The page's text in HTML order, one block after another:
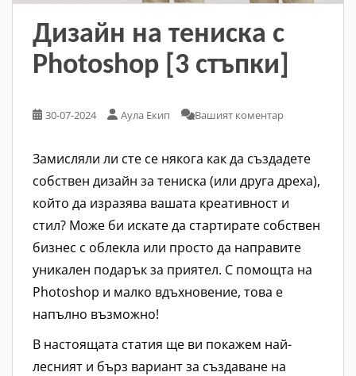
Дизайн на тениска с
Photoshop [3 стъпки]
30-07-2024 Аула Екип Вашият коментар
Замисляли ли сте се някога как да създадете
собствен дизайн за тениска (или друга дреха),
който да изразява вашата креативност и
стил? Може би искате да стартирате собствен
бизнес с облекла или просто да направите
уникален подарък за приятел. С помощта на
Photoshop и малко вдъхновение, това е
напълно възможно!
В настоящата статия ще ви покажем най-
лесният и бърз вариант за създаване на